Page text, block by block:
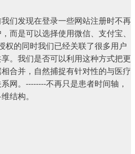
们发现在登录一些网站注册时不再
而是可以选择使用微信、支付宝、
权的同时我们已经关联了很多用户
。我们是否可以利用这种方式把更
合并，自然捕捉有针对性的与医疗
网。--------不再只是患者时间轴，
结构。